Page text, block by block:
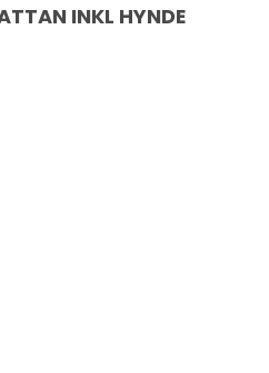
INKL HYNDE